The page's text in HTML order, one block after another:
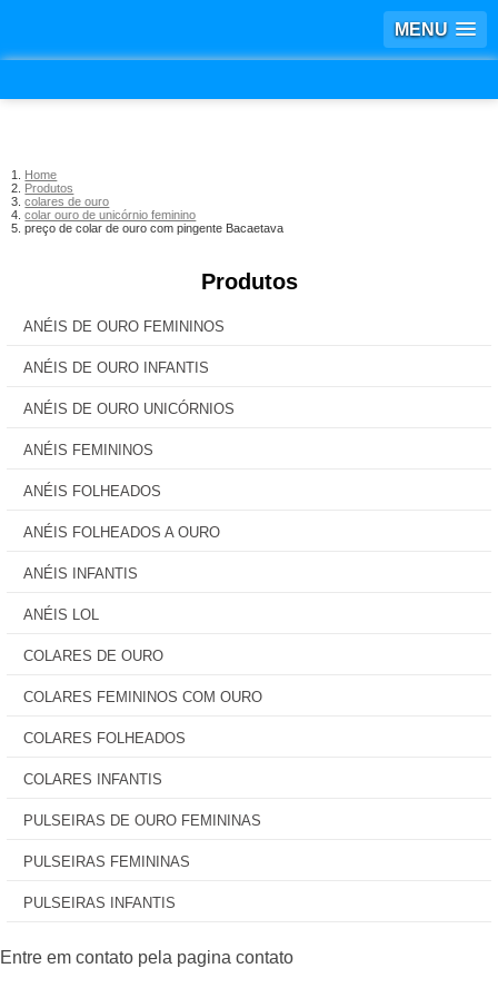
MENU
Home
Produtos
colares de ouro
colar ouro de unicórnio feminino
preço de colar de ouro com pingente Bacaetava
Produtos
ANÉIS DE OURO FEMININOS
ANÉIS DE OURO INFANTIS
ANÉIS DE OURO UNICÓRNIOS
ANÉIS FEMININOS
ANÉIS FOLHEADOS
ANÉIS FOLHEADOS A OURO
ANÉIS INFANTIS
ANÉIS LOL
COLARES DE OURO
COLARES FEMININOS COM OURO
COLARES FOLHEADOS
COLARES INFANTIS
PULSEIRAS DE OURO FEMININAS
PULSEIRAS FEMININAS
PULSEIRAS INFANTIS